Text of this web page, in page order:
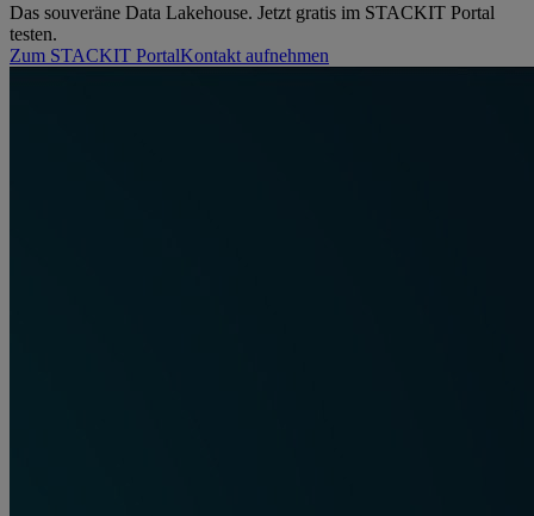
Das souveräne Data Lakehouse. Jetzt gratis im STACKIT Portal
testen.
Zum STACKIT PortalKontakt aufnehmen